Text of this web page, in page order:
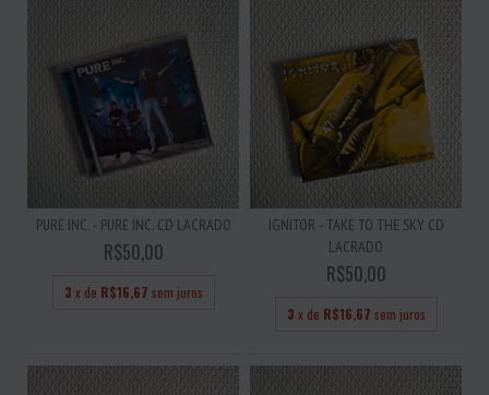
PURE INC. - PURE INC. CD LACRADO
R$50,00
3 x de R$16,67 sem juros
IGNITOR - TAKE TO THE SKY CD
LACRADO
R$50,00
3 x de R$16,67 sem juros